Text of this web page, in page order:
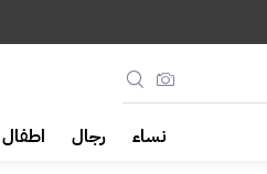
نساء رجال اطفال